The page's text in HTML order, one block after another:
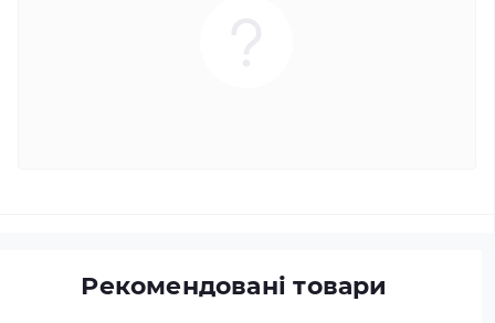
Рекомендовані товари